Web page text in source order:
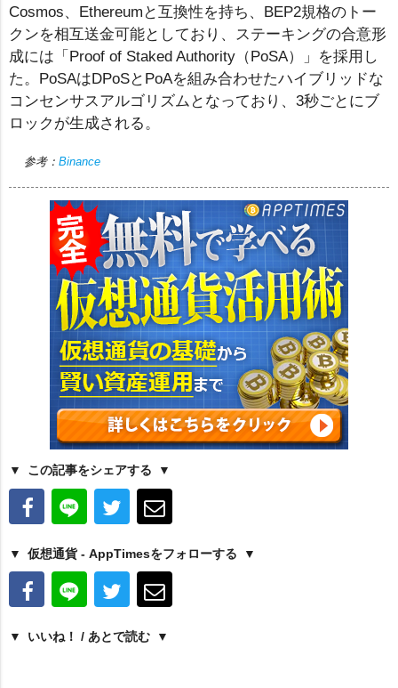
Cosmos、Ethereumと互換性を持ち、BEP2規格のトー
クンを相互送金可能としており、ステーキングの合意形
成には「Proof of Staked Authority（PoSA）」を採用し
た。PoSAはDPoSとPoAを組み合わせたハイブリッドな
コンセンサスアルゴリズムとなっており、3秒ごとにブ
ロックが生成される。
参考： Binance
この記事をシェアする
仮想通貨 - AppTimesをフォローする
いいね！ / あとで読む